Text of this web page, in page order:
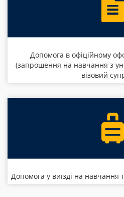
Допомога в офіційному
(запрошення на навчання з
візовий
Допомога у виїзді на навчання